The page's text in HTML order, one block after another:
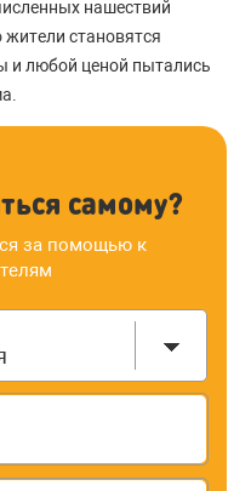
нашествий
жители становятся
и любой ценой пытались
самому?
за помощью к